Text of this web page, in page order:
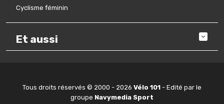
Cyclisme féminin
Et aussi
Tous droits réservés © 2000 - 2026 Vélo 101 - Edité par le
groupe Navymedia Sport